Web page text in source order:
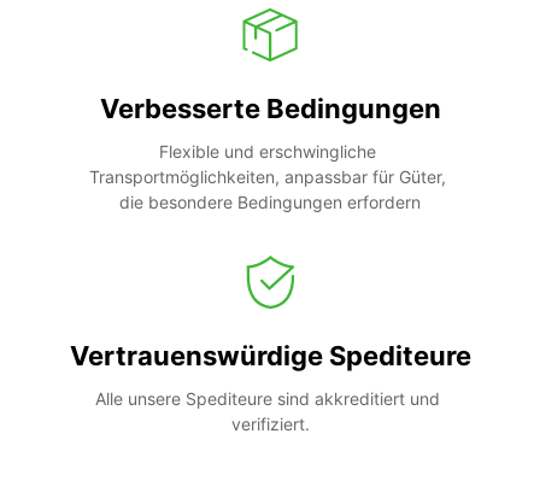
Verbesserte Bedingungen
Flexible und erschwingliche
Transportmöglichkeiten, anpassbar für Güter,
die besondere Bedingungen erfordern
Vertrauenswürdige Spediteure
Alle unsere Spediteure sind akkreditiert und
verifiziert.